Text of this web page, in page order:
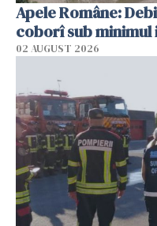
Apele Române:
coborî sub minimul
02 AUGUST 2026